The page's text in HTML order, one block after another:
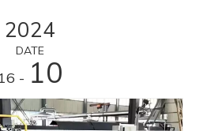
2024
DATE
10
- 16